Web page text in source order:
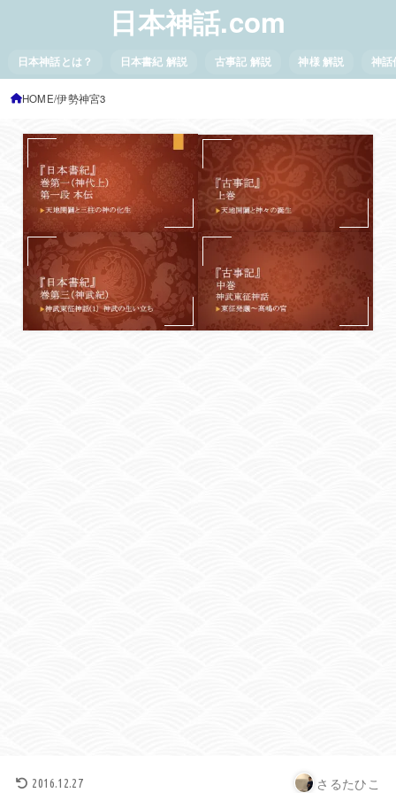
日本神話.com
日本神話とは？ 日本書紀 解説 古事記 解説 神様 解説 神話
HOME 伊勢神宮3
2016.12.27 さるたひこ